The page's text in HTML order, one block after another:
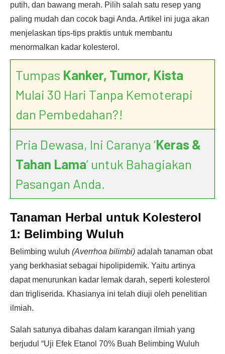
putih, dan bawang merah. Pilih salah satu resep yang
paling mudah dan cocok bagi Anda. Artikel ini juga akan
menjelaskan tips-tips praktis untuk membantu
menormalkan kadar kolesterol.
Tumpas Kanker, Tumor, Kista
Mulai 30 Hari Tanpa Kemoterapi
dan Pembedahan?!
Pria Dewasa, Ini Caranya ‘Keras &
Tahan Lama’ untuk Bahagiakan
Pasangan Anda.
Tanaman Herbal untuk Kolesterol
1: Belimbing Wuluh
Belimbing wuluh (Averrhoa bilimbi) adalah tanaman obat
yang berkhasiat sebagai hipolipidemik. Yaitu artinya
dapat menurunkan kadar lemak darah, seperti kolesterol
dan trigliserida. Khasianya ini telah diuji oleh penelitian
ilmiah.
Salah satunya dibahas dalam karangan ilmiah yang
berjudul “Uji Efek Etanol 70% Buah Belimbing Wuluh